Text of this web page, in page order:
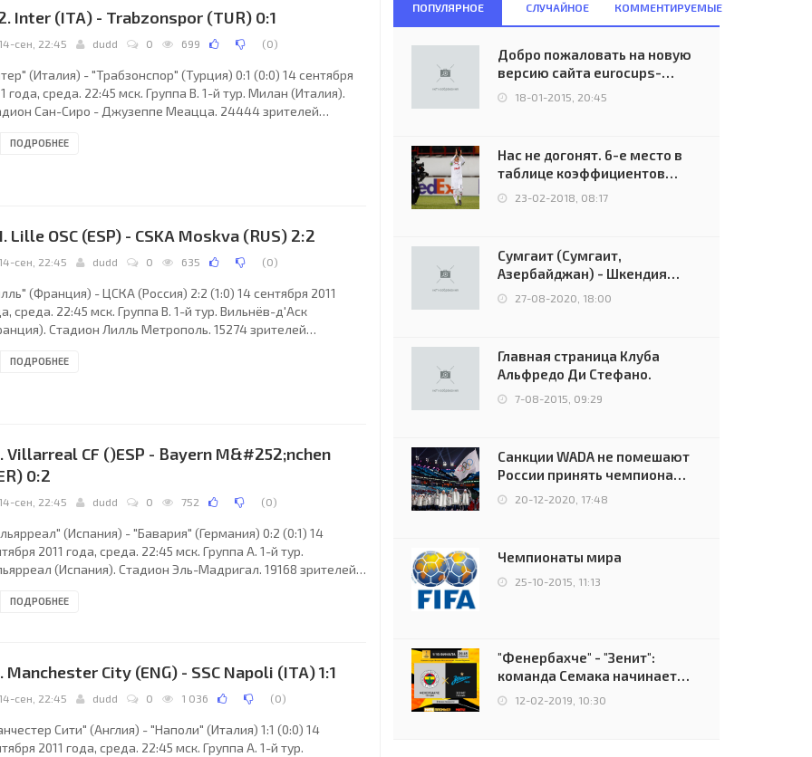
Александер Фрай (Радослав Ковач, 90+1). Главный
Inter (ITA) - Trabzonspor (TUR) 0:1
14-сен, 22:45 dudd 0 699 (0)
(Италия) - "Трабзонспор" (Турция) 0:1 (0:0) 14 сентября
года, среда. 22:45 мск. Группа B. 1-й тур. Милан (Италия).
Сан-Сиро - Джузеппе Меацца. 24444 зрителей
Швеция). "Интер": Жулио Сезар, Хавьер Санетти,
ПОДРОБНЕЕ
Lille OSC (ESP) - CSKA Moskva (RUS) 2:2
14-сен, 22:45 dudd 0 635 (0)
(Франция) - ЦСКА (Россия) 2:2 (1:0) 14 сентября 2011
среда. 22:45 мск. Группа B. 1-й тур. Вильнёв-д'Аск
Стадион Лилль Метрополь. 15274 зрителей
Португалия). "Лилль": Микаэль Ландро, Давид
ПОДРОБНЕЕ
Villarreal CF ()ESP - Bayern M&#252;nchen
0:2
14-сен, 22:45 dudd 0 752 (0)
(Испания) - "Бавария" (Германия) 0:2 (0:1) 14
2011 года, среда. 22:45 мск. Группа A. 1-й тур.
(Испания). Стадион Эль-Мадригал. 19168 зрителей
Турция). "Вильярреал": Диего Лопес, Матео Мусаккио,
Главный тренер - Хуан
ПОДРОБНЕЕ
Manchester City (ENG) - SSC Napoli (ITA) 1:1
14-сен, 22:45 dudd 0 1 036 (0)
Сити" (Англия) - "Наполи" (Италия) 1:1 (0:0) 14
2011 года, среда. 22:45 мск. Группа A. 1-й тур.
ПОПУЛЯРНОЕ СЛУЧАЙНОЕ КОММЕНТИРУЕМЫЕ
Добро пожаловать на новую
версию сайта eurocups-
uefa.ru
18-01-2015, 20:45
Нас не догонят. 6-е место в
таблице коэффициентов
УЕФА остаётся за Россией
23-02-2018, 08:17
Сумгаит (Сумгаит,
Азербайджан) - Шкендия
(Тетово, Северная
Македония) - 0:2 (0:0)
27-08-2020, 18:00
Главная страница Клуба
Альфредо Ди Стефано.
7-08-2015, 09:29
Санкции WADA не помешают
России принять чемпионат
Европы и финал Лиги
чемпионов.
20-12-2020, 17:48
Чемпионаты мира
25-10-2015, 11:13
"Фенербахче" - "Зенит":
команда Семака начинает
путь в плей-офф Лиги
12-02-2019, 10:30